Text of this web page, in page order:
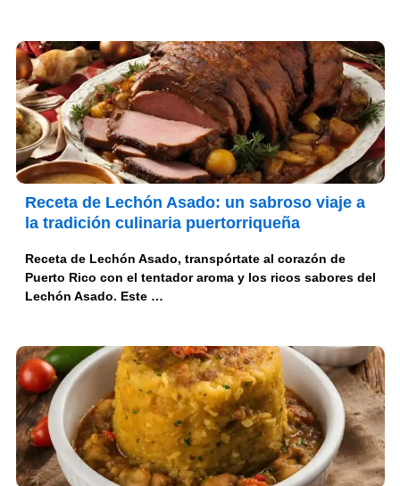
Receta de Lechón Asado: un sabroso viaje a
la tradición culinaria puertorriqueña
Receta de Lechón Asado, transpórtate al corazón de
Puerto Rico con el tentador aroma y los ricos sabores del
Lechón Asado. Este …